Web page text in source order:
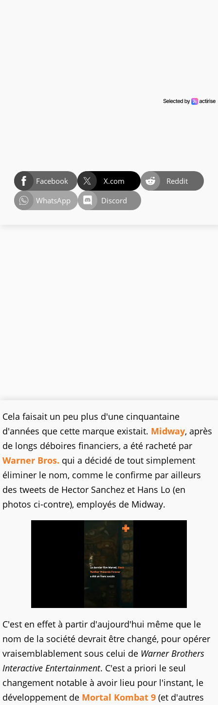
Facebook X.com
Reddit
WhatsApp
Discord
Cela faisait un peu plus d'une cinquantaine
d'années que cette marque existait. Midway, après
de longs déboires financiers, a été racheté par
Warner Bros. qui a décidé de tout simplement
éliminer le nom, comme le confirme par ailleurs
des tweets de Hector Sanchez et Hans Lo (en
photos ci-contre), employés de Midway.
C'est en effet à partir d'aujourd'hui même que le
nom de la société devrait être changé, pour opérer
vraisemblablement sous celui de Warner Brothers
Interactive Entertainment. C'est a priori le seul
changement notable à avoir lieu pour l'instant, le
développement de Mortal Kombat 9 (et d'autres